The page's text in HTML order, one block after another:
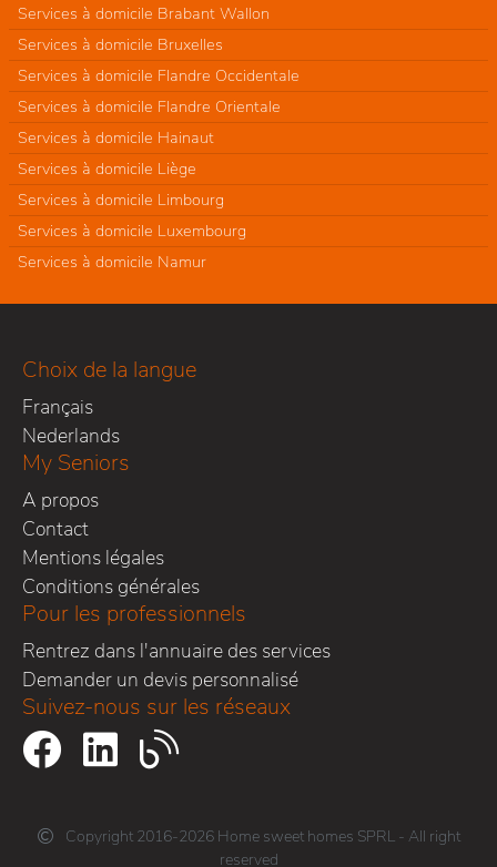
Services à domicile Brabant Wallon
Services à domicile Bruxelles
Services à domicile Flandre Occidentale
Services à domicile Flandre Orientale
Services à domicile Hainaut
Services à domicile Liège
Services à domicile Limbourg
Services à domicile Luxembourg
Services à domicile Namur
Choix de la langue
Français
Nederlands
My Seniors
A propos
Contact
Mentions légales
Conditions générales
Pour les professionnels
Rentrez dans l'annuaire des services
Demander un devis personnalisé
Suivez-nous sur les réseaux
Copyright 2016-2026 Home sweet homes SPRL - All right
reserved